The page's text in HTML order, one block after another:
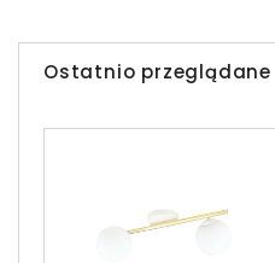
Ostatnio przeglądane